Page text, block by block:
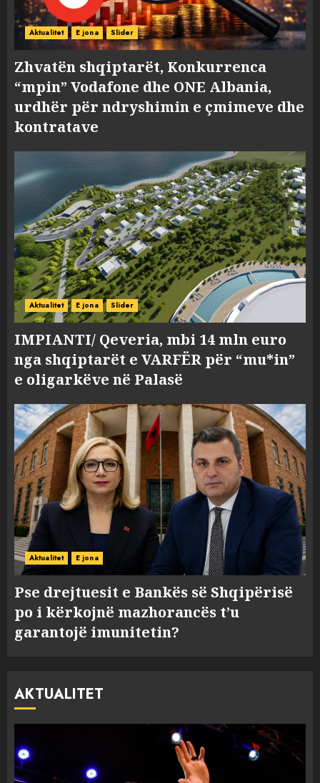
Aktualitet E jona Slider
Zhvatën shqiptarët, Konkurrenca
“mpin” Vodafone dhe ONE Albania,
urdhër për ndryshimin e çmimeve dhe
kontratave
Aktualitet E jona Slider
IMPIANTI/ Qeveria, mbi 14 mln euro
nga shqiptarët e VARFËR për “mu*in”
e oligarkëve në Palasë
Aktualitet E jona
Pse drejtuesit e Bankës së Shqipërisë
po i kërkojnë mazhorancës t’u
garantojë imunitetin?
AKTUALITET